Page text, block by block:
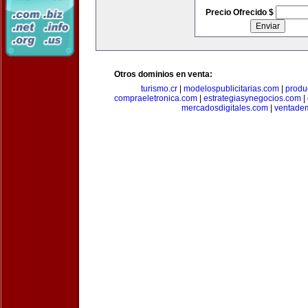
Precio Ofrecido $
Otros dominios en venta:
turismo.cr
modelospublicitarias.com
compraeletronica.com
estrategiasynegocios.com
mercadosdigitales.com|